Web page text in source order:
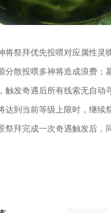
祭拜优先投喂对应属性
分散投喂多神将造成浪费
发奇遇后所有线索无自
到当前等级上限时，继
拜完成一次奇遇触发后